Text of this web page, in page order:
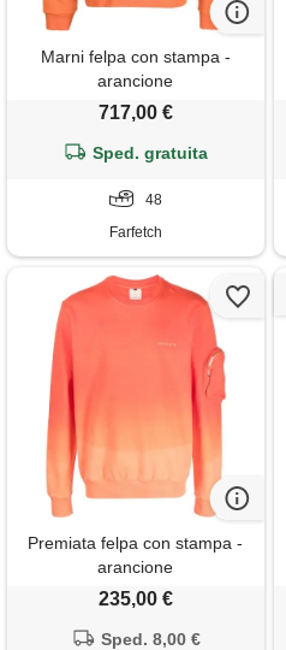
Marni felpa con stampa -
arancione
717,00 €
Sped. gratuita
48
Farfetch
Premiata felpa con stampa -
arancione
235,00 €
Sped. 8,00 €